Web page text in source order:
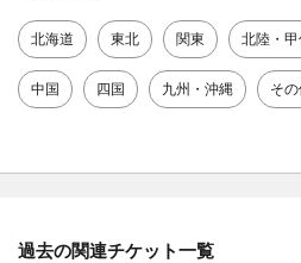
北海道 東北 関東 北陸・甲
中国 四国 九州・沖縄 そ
過去の関連チケット一覧